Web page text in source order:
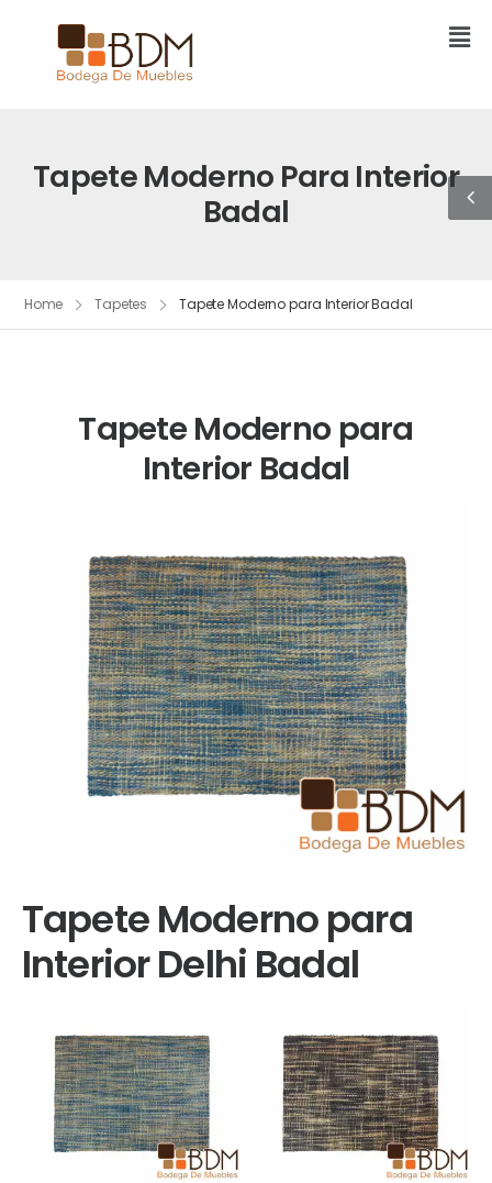
Tapete Moderno Para Interior
Badal
Home Tapetes Tapete Moderno para Interior Badal
Tapete Moderno para
Interior Badal
Tapete Moderno para
Interior Delhi Badal